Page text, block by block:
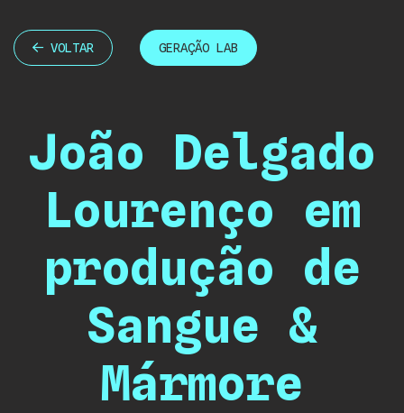
VOLTAR GERAÇÃO LAB
João Delgado
Lourenço em
produção de
Sangue &
Mármore